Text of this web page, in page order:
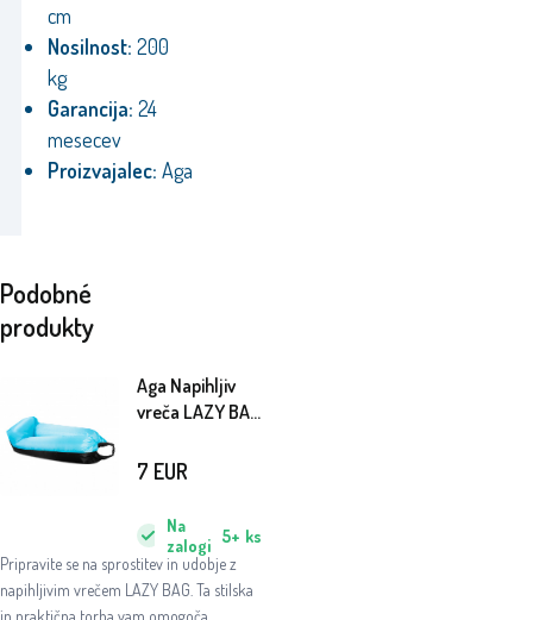
cm
Nosilnost: 200
kg
Garancija: 24
mesecev
Proizvajalec: Aga
Podobné
produkty
Aga Napihljiv
vreča LAZY BAG
Črna/Modra
Pripravite se na sprostitev in udobje z
napihljivim vrečem LAZY BAG. Ta stilska
Na
zalogi 5+ ks
7 EUR